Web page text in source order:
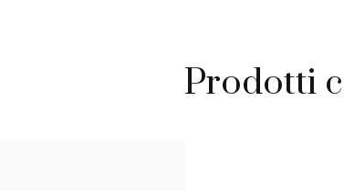
Prodotti